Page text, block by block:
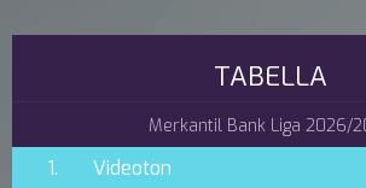
TABELLA
Merkantil Bank Liga 2026/
1. Videoton